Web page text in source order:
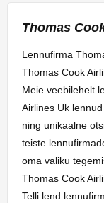
Thomas
Lennufirma
Thomas Cook
Meie veebilehelt
Airlines Uk
ning unikaalne
teiste
oma valiku
Thomas Cook
Telli lend